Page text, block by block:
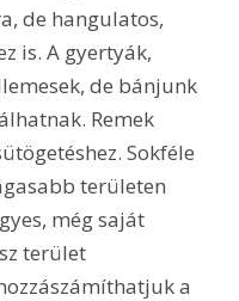
de hangulatos,
is. A gyertyák,
de bánjunk
Remek
Sokféle
területen
még saját
terület
a